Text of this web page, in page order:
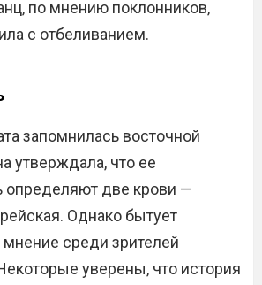
по мнению поклонников,
с отбеливанием.
запомнилась восточной
утверждала, что ее
определяют две крови —
Однако бытует
мнение среди зрителей
уверены, что история